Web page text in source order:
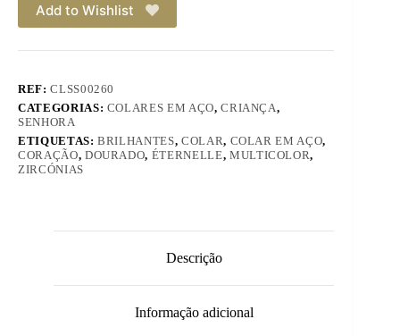
Coração
Add to Wishlist
REF:CLSS00260
CATEGORIAS: COLARES EM AÇO,CRIANÇA,
SENHORA
ETIQUETAS:BRILHANTES, COLAR, COLAR EM AÇO,
CORAÇÃO, DOURADO, ÉTERNELLE, MULTICOLOR,
ZIRCÓNIAS
Descrição
Informação adicional